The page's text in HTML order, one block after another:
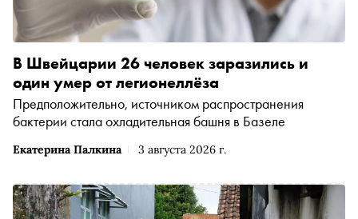
Екатерина Палкина 3 августа 2026 г.
В Швейцарии 26 человек заразились и
один умер от легионеллёза
Предположительно, источником распространения
бактерии стала охладительная башня в Базеле